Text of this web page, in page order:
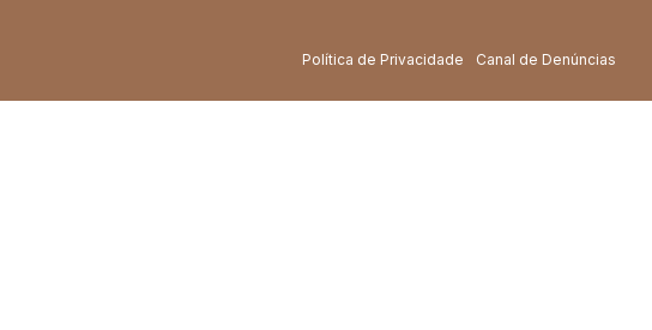
Política de Privacidade Canal de Denúncias